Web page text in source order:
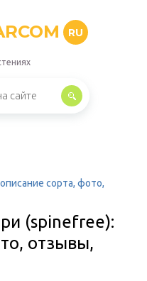
RU
сорта, фото,
(spinefree):
отзывы,